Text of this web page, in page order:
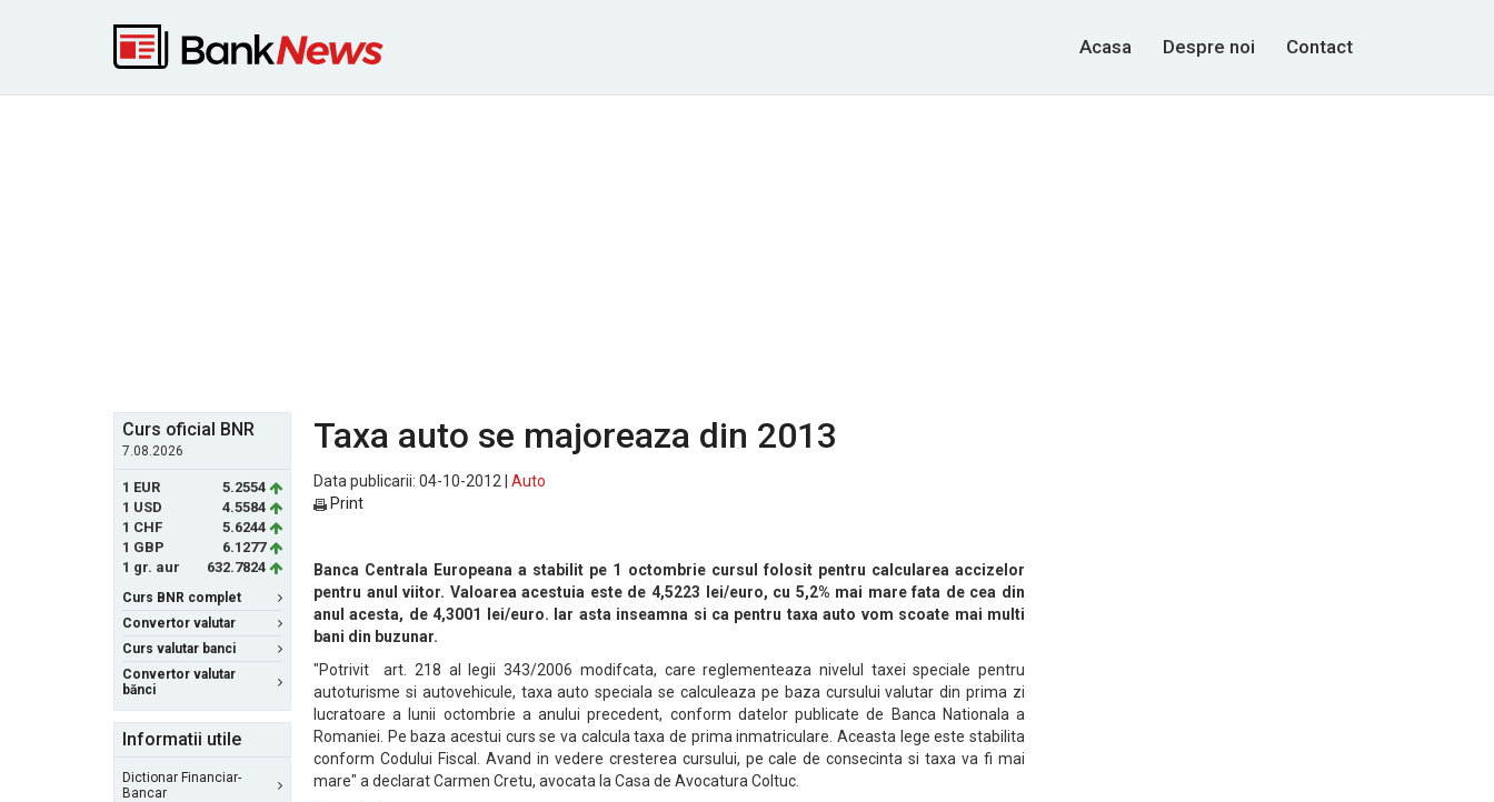
Acasa Despre noi Contact
Curs oficial BNR
7.08.2026
1 EUR
5.2554
1 USD
4.5584
1 CHF
5.6244
1 GBP
6.1277
1 gr. aur
632.7824
Curs BNR complet
Convertor valutar
Curs valutar banci
Convertor valutar
bănci
Informatii utile
Dictionar Financiar-
Bancar
Taxa auto se majoreaza din 2013
Data publicarii: 04-10-2012 | Auto
Print
Banca Centrala Europeana a stabilit pe 1 octombrie cursul folosit pentru calcularea accizelor
pentru anul viitor. Valoarea acestuia este de 4,5223 lei/euro, cu 5,2% mai mare fata de cea din
anul acesta, de 4,3001 lei/euro. Iar asta inseamna si ca pentru taxa auto vom scoate mai multi
bani din buzunar.
"Potrivit art. 218 al legii 343/2006 modifcata, care reglementeaza nivelul taxei speciale pentru
autoturisme si autovehicule, taxa auto speciala se calculeaza pe baza cursului valutar din prima zi
lucratoare a lunii octombrie a anului precedent, conform datelor publicate de Banca Nationala a
Romaniei. Pe baza acestui curs se va calcula taxa de prima inmatriculare. Aceasta lege este stabilita
conform Codului Fiscal. Avand in vedere cresterea cursului, pe cale de consecinta si taxa va fi mai
mare" a declarat Carmen Cretu, avocata la Casa de Avocatura Coltuc.